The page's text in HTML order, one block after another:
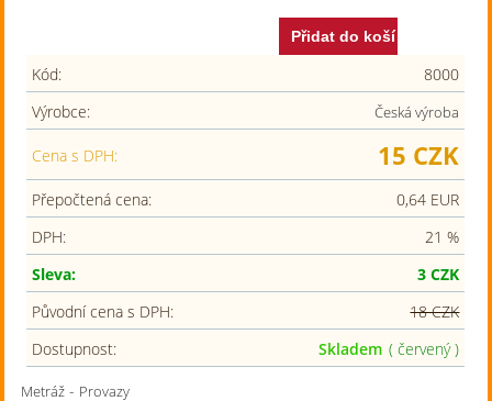
Kód:
8000
Výrobce:
Česká výroba
Cena s DPH: 15 CZK
Přepočtená cena:
0,64 EUR
DPH:
21 %
Sleva:
3 CZK
Původní cena s DPH:
18 CZK
Dostupnost:
Skladem ( červený )
Metráž - Provazy